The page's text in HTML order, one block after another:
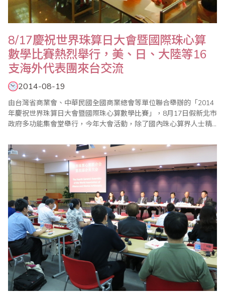
8/17慶祝世界珠算日大會暨國際珠心算
數學比賽熱烈舉行，美、日、大陸等16
支海外代表團來台交流
2014-08-19
由台灣省商業會、中華民國全國商業總會等單位聯合舉辦的「2014
年慶祝世界珠算日大會暨國際珠心算數學比賽」，8月17日假新北市
政府多功能集會堂舉行，今年大會活動，除了國內珠心算界人士精
共達16支，引起高度注目；另一大特色是，舉辦了祖孫樂活珠算趣
味競賽以及傳票賽表演，以寓教於樂方式推廣珠心算教育、增進親
子關係，並強調珠心算除了傳統的啟迪兒..